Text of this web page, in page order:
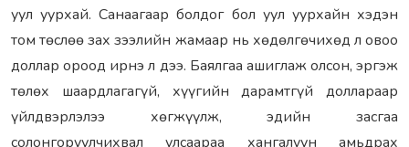
уул уурхай. Санаагаар болдог бол уул уурхайн хэдэн
том төслөө зах зээлийн жамаар нь хөдөлгөчихөд л овоо
доллар ороод ирнэ л дээ. Баялгаа ашиглаж олсон, эргэж
төлөх шаардлагагүй, хүүгийн дарамтгүй доллараар
үйлдвэрлэлээ хөгжүүлж, эдийн засгаа
солонгоруулчихвал улсаараа хангалуун амьдрах